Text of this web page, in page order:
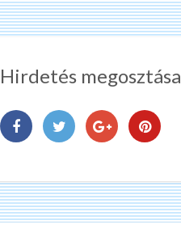
Hirdetés megosztása